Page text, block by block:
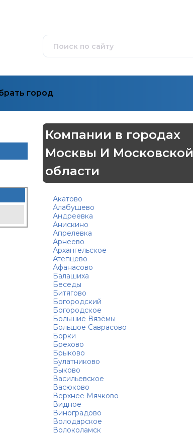
город
Компании в городах
Москвы И Московской
области
Акатово
Алабушево
Андреевка
Анискино
Апрелевка
Арнеево
Архангельское
Атепцево
Афанасово
Балашиха
Беседы
Битягово
Богородский
Богородское
Большие Вязёмы
Большое Саврасово
Борки
Брехово
Брыково
Булатниково
Быково
Васильевское
Васюково
Верхнее Мячково
Видное
Виноградово
Володарское
Волоколамск